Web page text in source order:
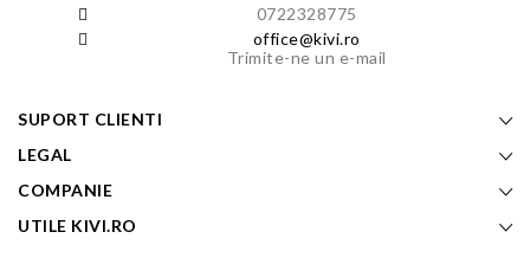
0722328775
office@kivi.ro
Trimite-ne un e-mail
SUPORT CLIENTI
LEGAL
COMPANIE
UTILE KIVI.RO